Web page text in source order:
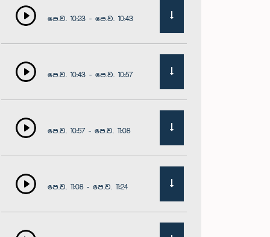
පෙ.ව. 10:23 - පෙ.ව. 10:43
පෙ.ව. 10:43 - පෙ.ව. 10:57
පෙ.ව. 10:57 - පෙ.ව. 11:08
පෙ.ව. 11:08 - පෙ.ව. 11:24